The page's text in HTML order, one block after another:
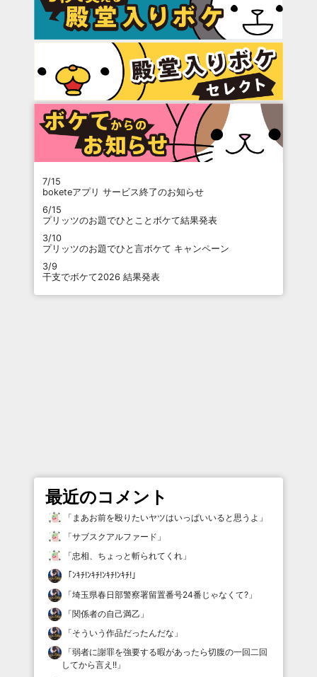
7/15
boketeアプリ サービス終了のお知らせ
6/15
プリッツのお題でひとことボケて結果発表
3/10
プリッツのお題でひと言ボケて キャンペーン
3/9
干支でボケて2026 結果発表
最近のコメント
「 まあお前を殴りたいヤツはいっぱいいると思うよ 」
「サブスクアルファード 」
「忠相、ちょっと斬られてくれ 」
「ﾝｷﾁ!ﾝｷﾁ!ﾝｷﾁ!ﾝｷﾁ! 」
「埼玉県春日部警察署留置番号24番じゃなくて? 」
「関係者の自己満乙 」
「そういう作品だったんだな 」
「弱者に謝罪を強要する暇があったら切腹の一回二回
してから言え!! 」